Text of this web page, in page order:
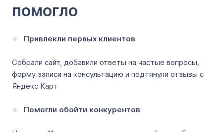
помогло
Привлекли первых клиентов
Собрали сайт, добавили ответы на частые вопросы,
форму записи на консультацию и подтянули отзывы с
Яндекс Карт
Помогли обойти конкурентов